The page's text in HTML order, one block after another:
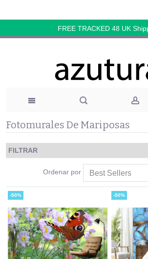
FREE TRACKED 48 UK
Fotomurales De Mariposas
FILTRAR
Ordenar por
-50% -50%